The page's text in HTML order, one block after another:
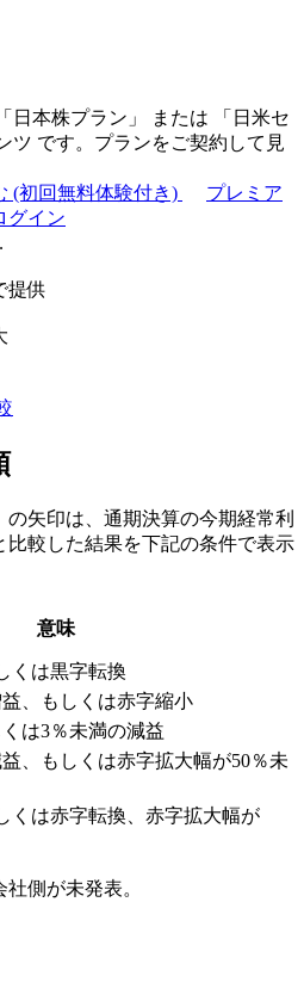
日本株プラン 」 または 「 日米セ
ツ です。プランをご契約して見
(初回無料体験付き)
プレミア
グイン
提供
矢印は、通期決算の今期経常利
較した結果を下記の条件で表示
意味
くは黒字転換
、もしくは赤字縮小
は3％未満の減益
、もしくは赤字拡大幅が50％未
くは赤字転換、赤字拡大幅が
側が未発表。